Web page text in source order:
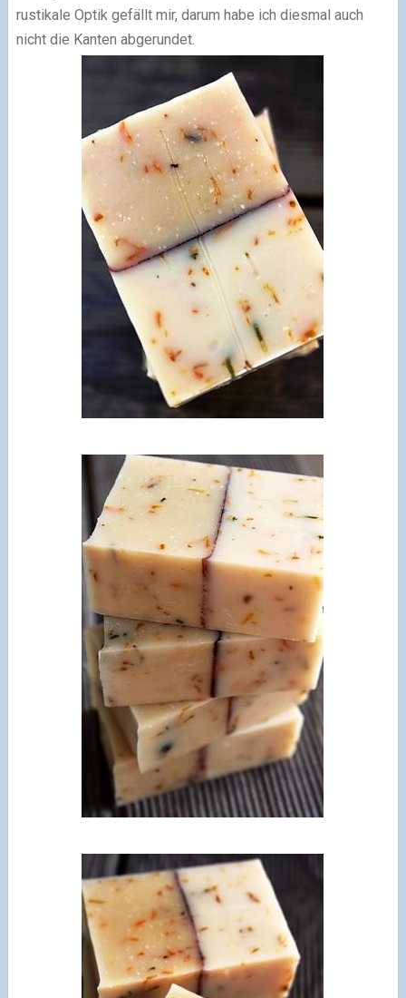
rustikale Optik gefällt mir, darum habe ich diesmal auch
nicht die Kanten abgerundet.